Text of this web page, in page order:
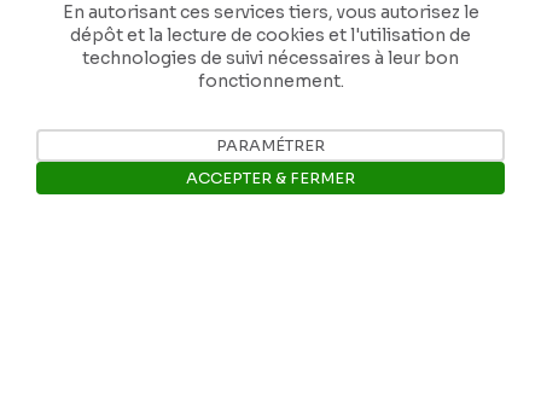
Nos coordonnées
En autorisant ces services tiers, vous autorisez le
dépôt et la lecture de cookies et l'utilisation de
technologies de suivi nécessaires à leur bon
fonctionnement.
PARAMÉTRER
ACCEPTER & FERMER